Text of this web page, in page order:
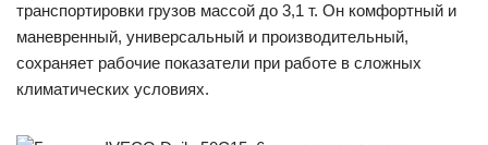
транспортировки грузов массой до 3,1 т. Он комфортный и
маневренный, универсальный и производительный,
сохраняет рабочие показатели при работе в сложных
климатических условиях.